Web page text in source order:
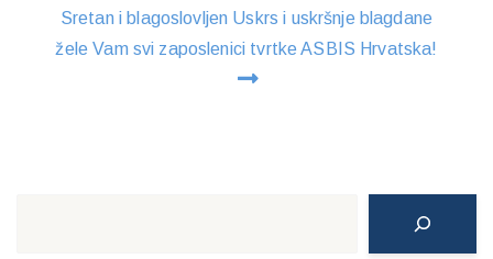
Sretan i blagoslovljen Uskrs i uskršnje blagdane
žele Vam svi zaposlenici tvrtke ASBIS Hrvatska!